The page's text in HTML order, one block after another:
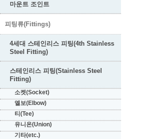
마운트 조인트
피팅류(Fittings)
4세대 스테인리스 피팅(4th Stainless
Steel Fitting)
스테인리스 피팅(Stainless Steel
Fitting)
소켓(Socket)
엘보(Elbow)
티(Tee)
유니온(Union)
기타(etc.)